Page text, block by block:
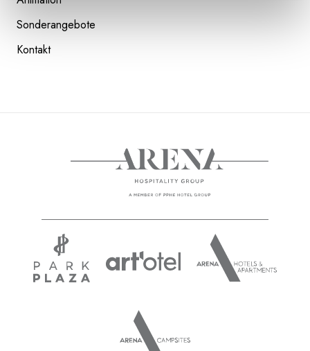
READ NEXT DER INFINITY POOL
Sonderangebote
Kontakt